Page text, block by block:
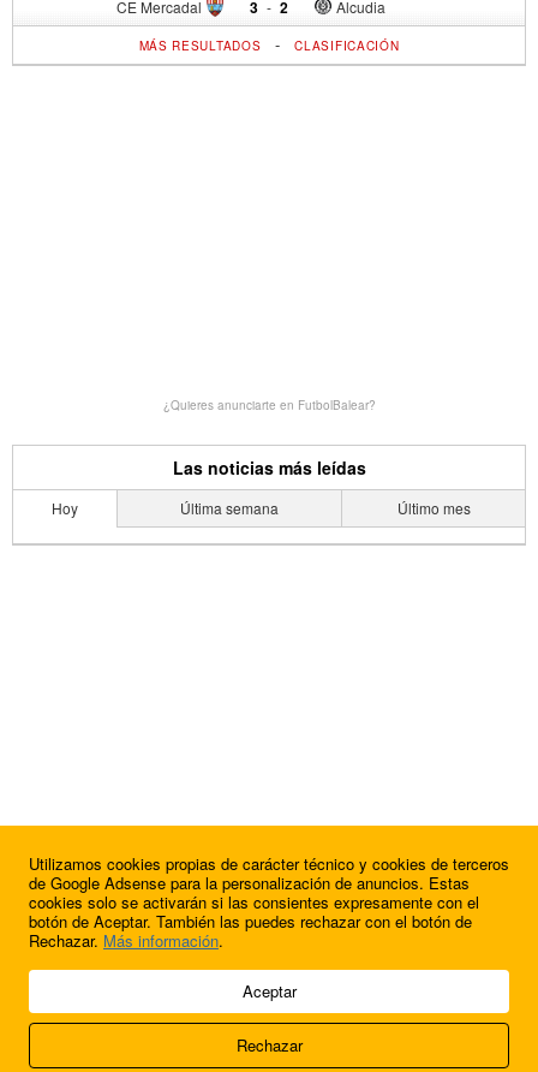
CE Mercadal 3 - Alcudia
2
MÁS RESULTADOS -CLASIFICACIÓN
¿Quieres anunciarte en FutbolBalear?
Las noticias más leídas
Hoy Última semana Último mes
© 2009 - 2026 Soluciones Corporativas IP, SL.
Acerca de nosotros
FútbolBalear
Utilizamos cookies propias de carácter técnico y cookies de terceros
de Google Adsense para la personalización de anuncios. Estas
cookies solo se activarán si las consientes expresamente con el
botón de Aceptar. También las puedes rechazar con el botón de
Rechazar. Más información.
Aceptar
Rechazar